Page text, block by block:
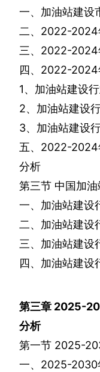
一、加油站建设
二、 2022-2024
三、 2022-2024
四、 2022-2024
1、加油站建设
2、加油站建设
3、加油站建设
五、 2022-2024
分析
第三节 中国加
一、加油站建设
二、加油站建设
三、加油站建设
四、加油站建设
第三章 2025-
分析
第一节 2025-
一、 2025-2030